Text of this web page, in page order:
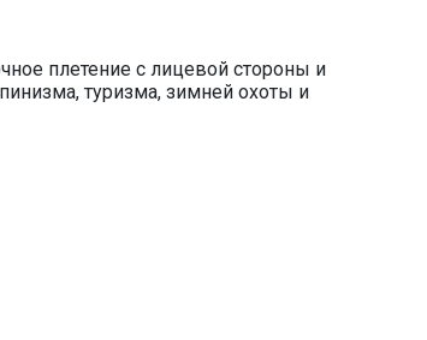
плетение с лицевой стороны и
туризма, зимней охоты и